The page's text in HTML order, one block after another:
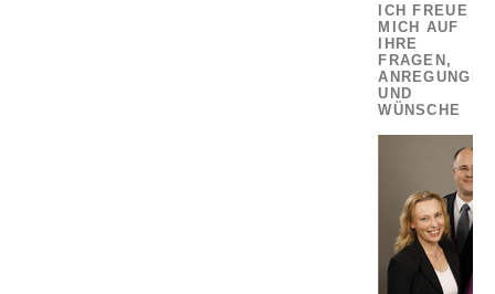
ICH FREUE
MICH AUF
IHRE
FRAGEN,
ANREGUNGEN
UND
WÜNSCHE